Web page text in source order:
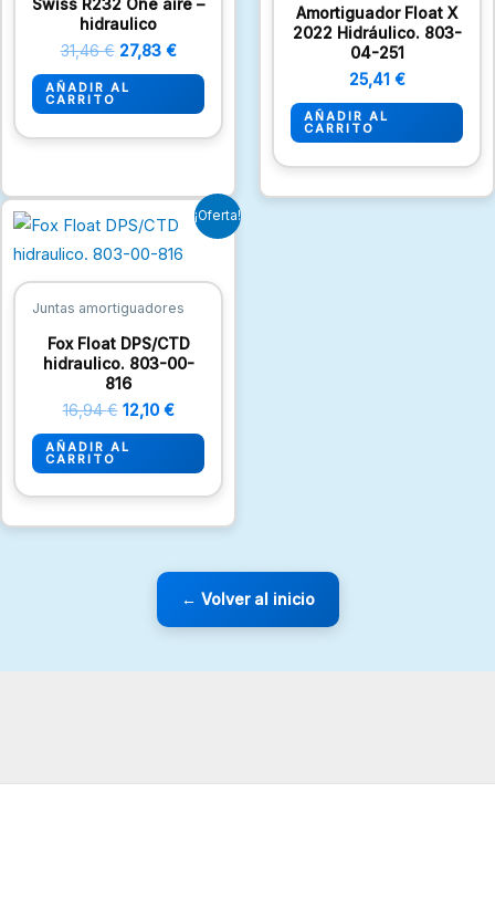
Swiss R232 One aire –
hidraulico
31,46€ 27,83 €
AÑADIR AL
CARRITO
Amortiguador Float X
2022 Hidráulico. 803-
04-251
25,41 €
AÑADIR AL
CARRITO
¡Oferta!
Juntas amortiguadores
Fox Float DPS/CTD
hidraulico. 803-00-
816
16,94€
precio
original
16,94 €.
12,10 €
precio
actual
12,10 €.
AÑADIR AL
CARRITO
← Volver al inicio